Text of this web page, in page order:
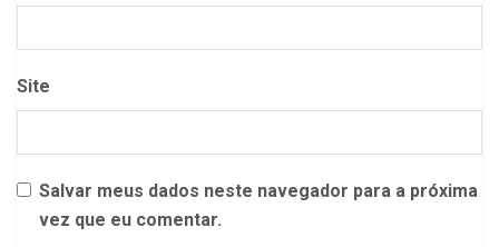
Site
Salvar meus dados neste navegador para a próxima
vez que eu comentar.